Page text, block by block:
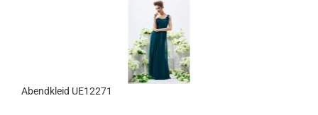
Abendkleid UE12271